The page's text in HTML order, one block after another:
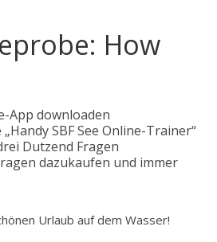
How
App downloaden
SBF See Online-Trainer“
Dutzend Fragen
dazukaufen und immer
Urlaub auf dem Wasser!